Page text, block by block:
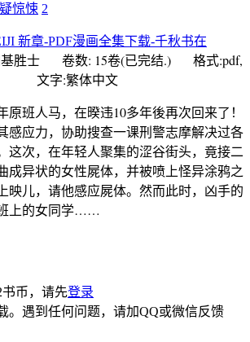
惊悚 2
基胜士 卷数: 15卷(已完结.) 格式:pdf,
文字:繁体中文
原班人马，在暌违10多年後再次回来了！
感应力，协助搜查一课刑警志摩解决过各
这次，在年轻人聚集的涩谷街头，竟接二
成异状的女性屍体，并被喷上怪异涂鸦之
映儿，请他感应屍体。然而此时，凶手的
上的女同学……
书币，请先登录
。遇到任何问题，请加QQ或微信反馈